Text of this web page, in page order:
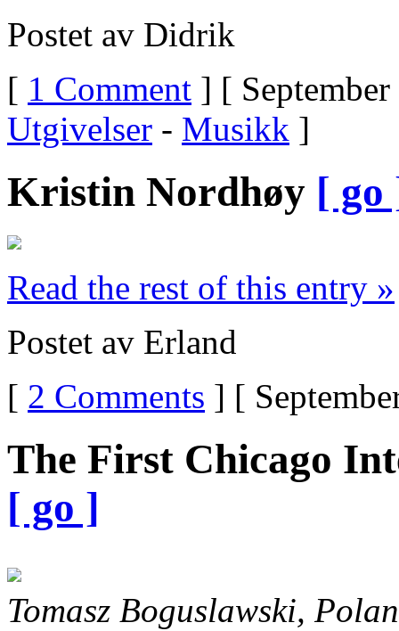
Postet av Didrik
[ 1 Comment ] [
Utgivelser - Musikk ]
Kristin Nordhøy [ go
Read the rest of this entry »
Postet av Erland
[ 2 Comments ] [
The First Chicago
[ go ]
Tomasz Boguslawski,